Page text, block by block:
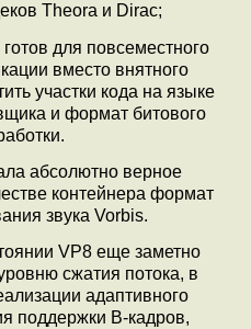
Theora и Dirac;
для повсеместного
вместо внятного
участки кода на языке
и формат битового
абсолютно верное
контейнера формат
звука Vorbis.
VP8 еще заметно
сжатия потока, в
адаптивного
поддержки B-кадров,